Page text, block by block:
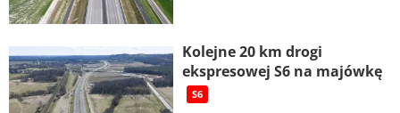
Kolejne 20 km drogi
ekspresowej S6 na majówkę
S6